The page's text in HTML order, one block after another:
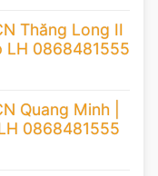
Thăng Long II
LH 0868481555
Quang Minh |
0868481555